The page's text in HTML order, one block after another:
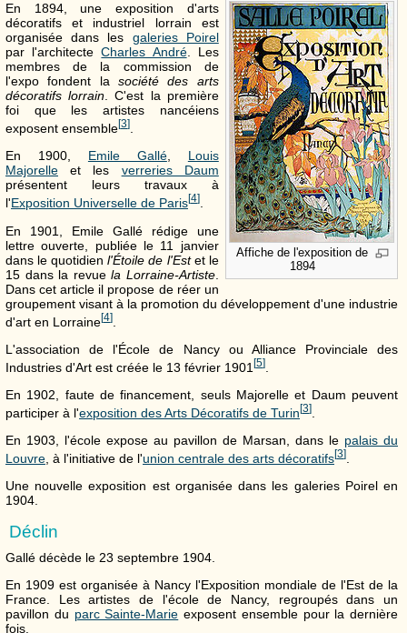
Affiche de l'exposition de
1894
En 1894, une exposition d'arts
décoratifs et industriel lorrain est
organisée dans les galeries Poirel
par l'architecteCharles André. Les
membres de la commission de
l'expo fondent lasociété des arts
décoratifs lorrain . C'est la première
foi que les artistes nancéiens
exposent ensemble[3]
En 1900, Emile Gallé, Louis
Majorelle et les verreries Daum
présentent leurs travaux à
l'Exposition Universelle de Paris[4]
En 1901, Emile Gallé rédige une
lettre ouverte, publiée le 11 janvier
dans le quotidienl'Étoile de l'Estet le
15 dans la revuela Lorraine-Artiste.
Dans cet article il propose de réer un
groupement visant à la promotion du développement d'une industrie
d'art en Lorraine[4]
L'association de l'École de Nancy ou Alliance Provinciale des
Industries d'Art est créée le 13 février 1901 [5]
En 1902, faute de financement, seuls Majorelle et Daum peuvent
participer à l'exposition des Arts Décoratifs de Turin[3]
En 1903, l'école expose au pavillon de Marsan, dans le palais du
Louvre , à l'initiative de l'union centrale des arts décoratifs[3]
Une nouvelle exposition est organisée dans les galeries Poirel en
1904.
Déclin
Gallé décède le 23 septembre 1904.
En 1909 est organisée à Nancy l'Exposition mondiale de l'Est de la
France. Les artistes de l'école de Nancy, regroupés dans un
pavillon du parc Sainte-Marie exposent ensemble pour la dernière
fois.